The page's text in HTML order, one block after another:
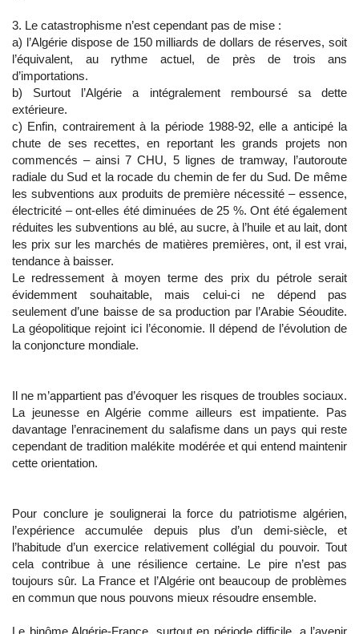
3. Le catastrophisme n’est cependant pas de mise :
a) l’Algérie dispose de 150 milliards de dollars de réserves, soit
l’équivalent, au rythme actuel, de près de trois ans
d’importations.
b) Surtout l’Algérie a intégralement remboursé sa dette
extérieure.
c) Enfin, contrairement à la période 1988-92, elle a anticipé la
chute de ses recettes, en reportant les grands projets non
commencés – ainsi 7 CHU, 5 lignes de tramway, l’autoroute
radiale du Sud et la rocade du chemin de fer du Sud. De même
les subventions aux produits de première nécessité – essence,
électricité – ont-elles été diminuées de 25 %. Ont été également
réduites les subventions au blé, au sucre, à l’huile et au lait, dont
les prix sur les marchés de matières premières, ont, il est vrai,
tendance à baisser.
Le redressement à moyen terme des prix du pétrole serait
évidemment souhaitable, mais celui-ci ne dépend pas
seulement d’une baisse de sa production par l’Arabie Séoudite.
La géopolitique rejoint ici l’économie. Il dépend de l’évolution de
la conjoncture mondiale.
Il ne m’appartient pas d’évoquer les risques de troubles sociaux.
La jeunesse en Algérie comme ailleurs est impatiente. Pas
davantage l’enracinement du salafisme dans un pays qui reste
cependant de tradition malékite modérée et qui entend maintenir
cette orientation.
Pour conclure je soulignerai la force du patriotisme algérien,
l’expérience accumulée depuis plus d’un demi-siècle, et
l’habitude d’un exercice relativement collégial du pouvoir. Tout
cela contribue à une résilience certaine. Le pire n’est pas
toujours sûr. La France et l’Algérie ont beaucoup de problèmes
en commun que nous pouvons mieux résoudre ensemble.
Le binôme Algérie-France, surtout en période difficile, a l’avenir